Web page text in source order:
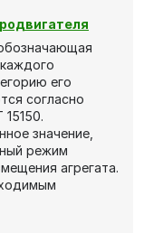
его
согласно
значение,
режим
агрегата.